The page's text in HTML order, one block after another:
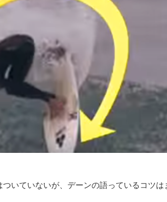
いていないが、デーンの語っているコツ